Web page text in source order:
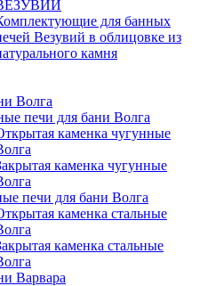
для банных
Везувий в облицовке из
камня
Волга
печи для бани Волга
каменка чугунные
каменка чугунные
печи для бани Волга
каменка стальные
каменка стальные
Варвара